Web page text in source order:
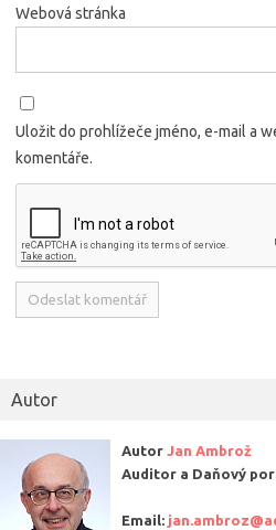
Webová stránka
Uložit do prohlížeče jméno, e-mail a
komentáře.
Autor
Autor Jan Ambrož
Auditor a Daňový
Email: